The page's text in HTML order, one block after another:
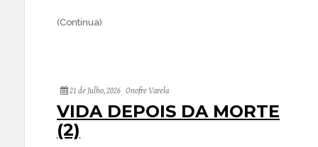
(Continua)
21 de Julho, 2026 Onofre Varela
VIDA DEPOIS DA MORTE
(2)